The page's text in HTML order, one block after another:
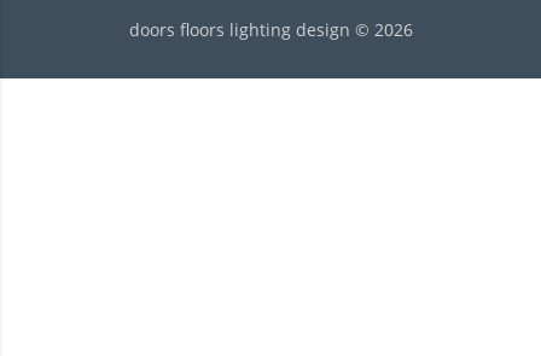
doors floors lighting design © 2026